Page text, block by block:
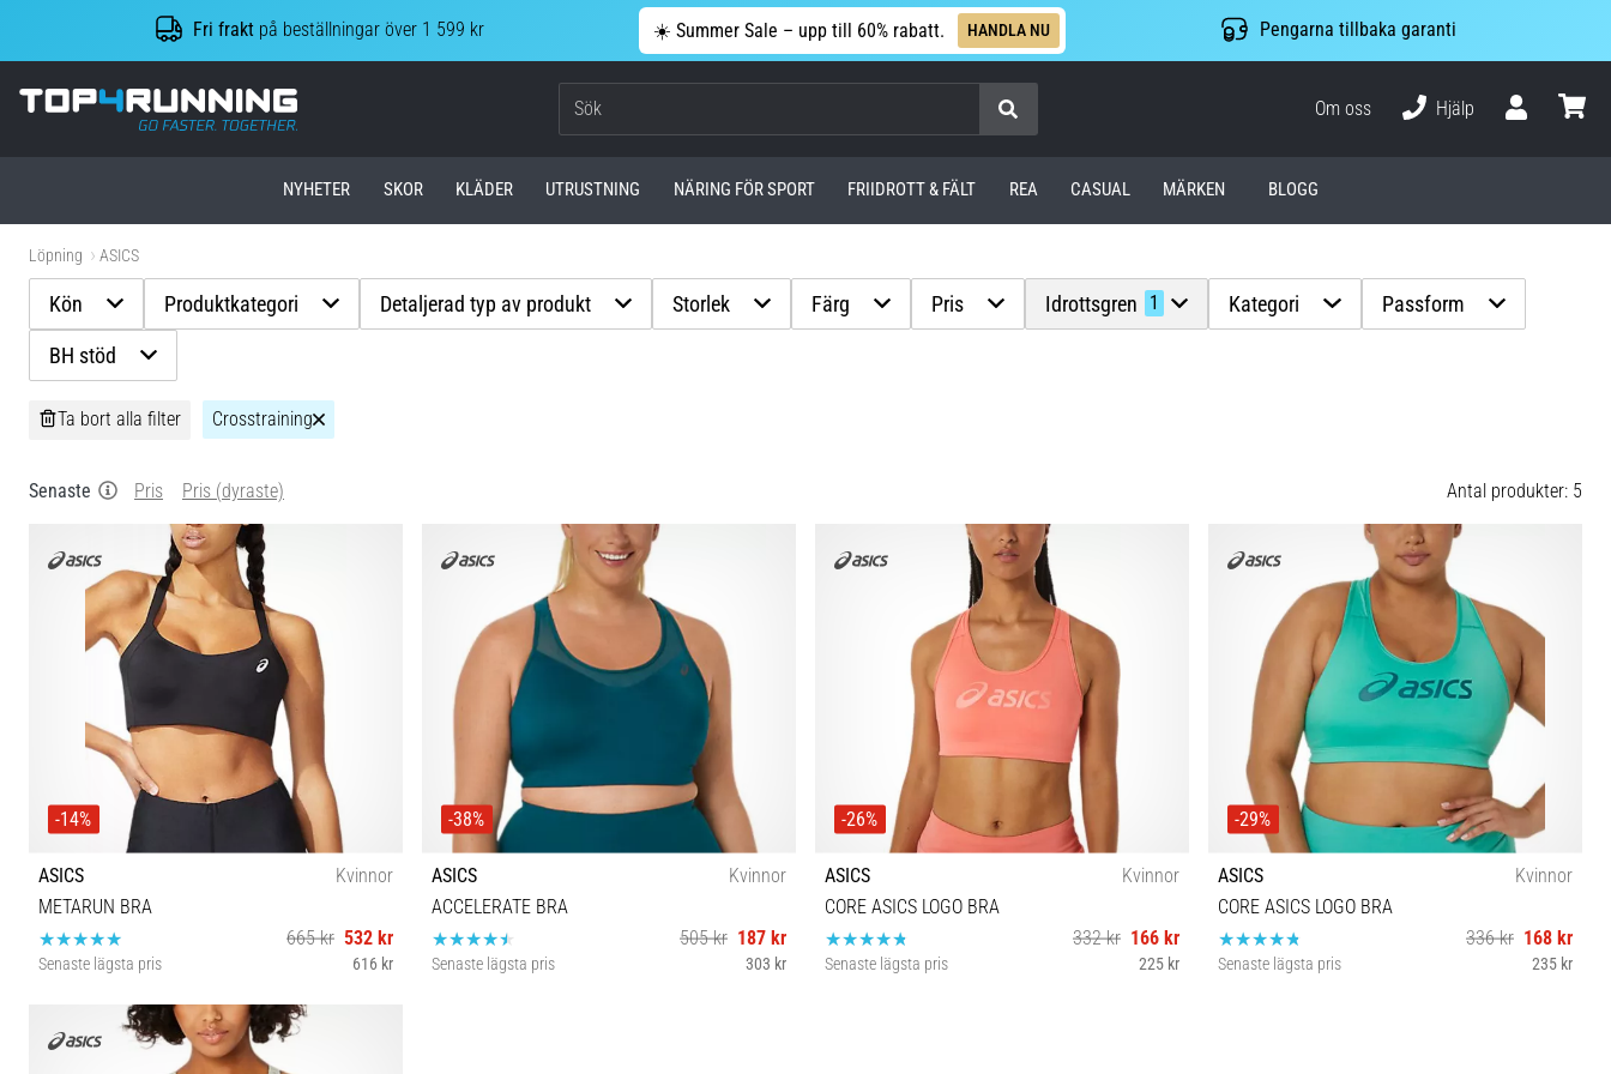
Fri frakt på beställningar över 1 599 kr ☀️ Summer Sale – upp till 60% rabatt. HANDLA NU Pengarna tillbaka garanti
Top4Running.se
Om oss
Hjälp
NYHETER SKOR KLÄDER UTRUSTNING NÄRING FÖR SPORT FRIIDROTT & FÄLT REA CASUAL MÄRKEN BLOGG
Löpning ASICS
Kön Produktkategori Detaljerad typ av produkt Storlek Färg Pris Idrottsgren 1 Kategori Passform
BH stöd
Ta bort alla filter Crosstraining
Senaste Pris Pris (dyraste) Antal produkter: 5
-14%
ASICS
Kvinnor
METARUN BRA
665 kr 532 kr
Senaste lägsta pris 616 kr
32B
-38%
ASICS
Kvinnor
ACCELERATE BRA
505 kr 187 kr
Senaste lägsta pris 303 kr
-26%
ASICS
Kvinnor
CORE ASICS LOGO BRA
332 kr 166 kr
Senaste lägsta pris 225 kr
-29%
ASICS
Kvinnor
CORE ASICS LOGO BRA
336 kr 168 kr
Senaste lägsta pris 235 kr